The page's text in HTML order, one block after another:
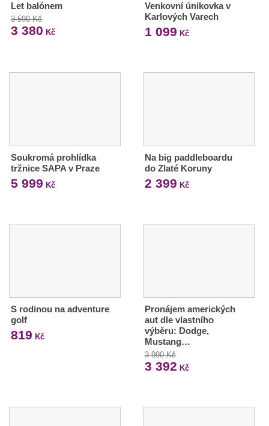
Let balónem
3 590 Kč
3 380 Kč
Venkovní únikovka v
Karlových Varech
1 099 Kč
Soukromá prohlídka
tržnice SAPA v Praze
5 999 Kč
Na big paddleboardu
do Zlaté Koruny
2 399 Kč
S rodinou na adventure
golf
819 Kč
Pronájem amerických
aut dle vlastního
výběru: Dodge,
Mustang…
3 990 Kč
3 392 Kč